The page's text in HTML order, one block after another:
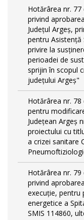
Hotărârea nr.
privind
Județul Argeș,
pentru Asistență
privire la
perioadei de
sprijin în scopul
județului Argeș"
Hotărârea nr.
pentru
Județean Argeș
proiectului cu
a crizei sanitare
Hotărârea nr.
privind
execuție, pentru
energetice a
SMIS 114860,